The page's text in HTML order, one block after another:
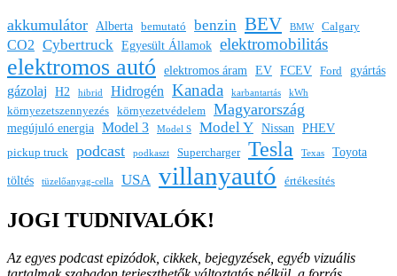
akkumulátor Alberta bemutató benzin BEV BMW Calgary
CO2 Cybertruck Egyesült Államok elektromobilitás
elektromos autó elektromos áram EV FCEV Ford gyártás
gázolaj H2 hibrid Hidrogén Kanada karbantartás kWh
környezetszennyezés környezetvédelem Magyarország
megújuló energia Model 3 Model S Model Y Nissan PHEV
pickup truck podcast podkaszt Supercharger Tesla Texas
Toyota
töltés
tüzelőanyag-cella USA villanyautó értékesítés
JOGI TUDNIVALÓK!
Az egyes podcast epizódok, cikkek, bejegyzések, egyéb vizuális